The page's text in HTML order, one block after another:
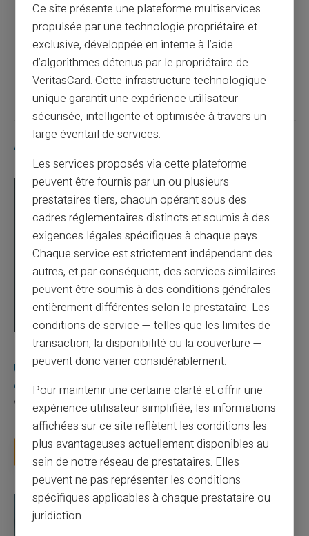
Maîtriser les dépenses familiales avec une
carte prépayée
Article suivant
Articles similaires
03/08/2026 Veritas Carte prépayée
Une carte bancaire gratuite sans compte, ça
existe ?
Vous avez tapé cette recherche parce que votre banque vous
facture 50 € par an pour une carte que vo...
Lire la suite
Ce site présente une plateforme multiservices
propulsée par une technologie propriétaire et
exclusive, développée en interne à l’aide
d’algorithmes détenus par le propriétaire de
VeritasCard. Cette infrastructure technologique
unique garantit une expérience utilisateur
sécurisée, intelligente et optimisée à travers un
large éventail de services.
Les services proposés via cette plateforme
peuvent être fournis par un ou plusieurs
prestataires tiers, chacun opérant sous des
cadres réglementaires distincts et soumis à des
exigences légales spécifiques à chaque pays.
Chaque service est strictement indépendant des
autres, et par conséquent, des services similaires
peuvent être soumis à des conditions générales
entièrement différentes selon le prestataire. Les
conditions de service — telles que les limites de
transaction, la disponibilité ou la couverture —
peuvent donc varier considérablement.
Pour maintenir une certaine clarté et offrir une
expérience utilisateur simplifiée, les informations
affichées sur ce site reflètent les conditions les
plus avantageuses actuellement disponibles au
sein de notre réseau de prestataires. Elles
peuvent ne pas représenter les conditions
spécifiques applicables à chaque prestataire ou
juridiction.